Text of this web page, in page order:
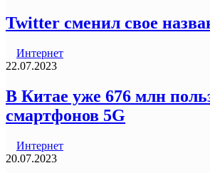
Twitter сменил свое
Интернет
22.07.2023
В Китае уже 676 млн
смартфонов 5G
Интернет
20.07.2023